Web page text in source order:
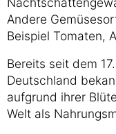
Andere
Beispiel Tomaten,
Bereits seit dem
Deutschland
aufgrund ihrer
Welt als